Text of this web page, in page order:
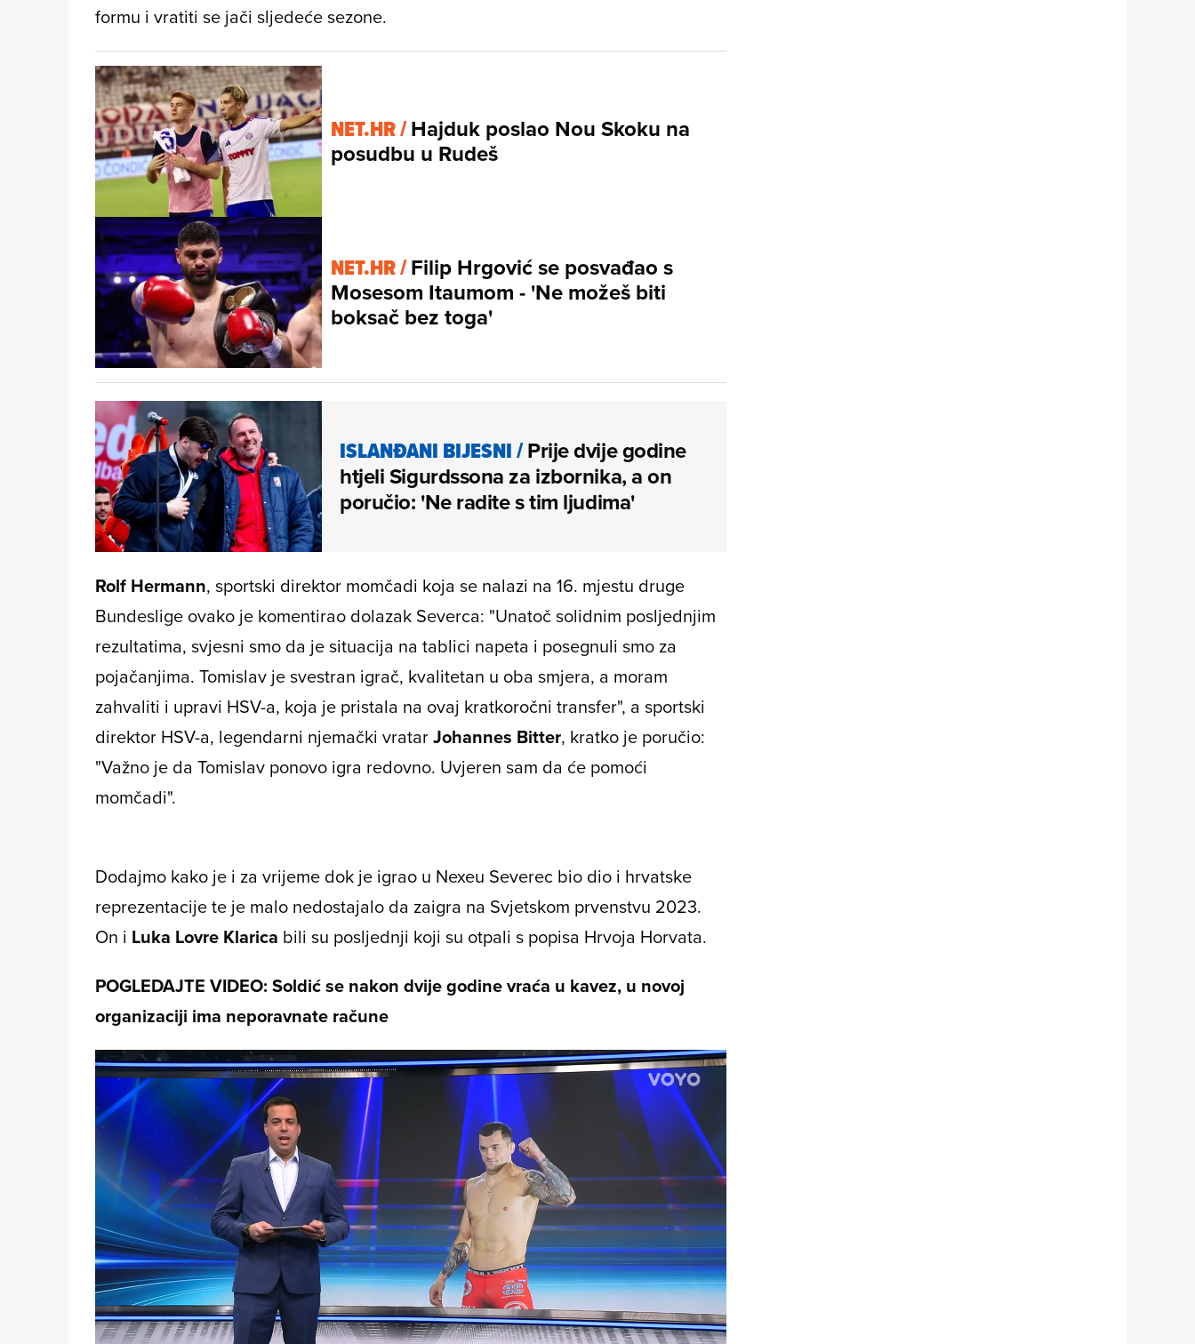
formu i vratiti se jači sljedeće sezone.
NET.HR /Hajduk poslao Nou Skoku na
posudbu u Rudeš
NET.HR /Filip Hrgović se posvađao s
Mosesom Itaumom - 'Ne možeš biti
boksač bez toga'
ISLANĐANI BIJESNI/Prije dvije godine
htjeli Sigurdssona za izbornika, a on
poručio: 'Ne radite s tim ljudima'
Rolf Hermann, sportski direktor momčadi koja se nalazi na 16. mjestu druge
Bundeslige ovako je komentirao dolazak Severca: "Unatoč solidnim posljednjim
rezultatima, svjesni smo da je situacija na tablici napeta i posegnuli smo za
pojačanjima. Tomislav je svestran igrač, kvalitetan u oba smjera, a moram
zahvaliti i upravi HSV-a, koja je pristala na ovaj kratkoročni transfer", a sportski
direktor HSV-a, legendarni njemački vratarJohannes Bitter, kratko je poručio:
"Važno je da Tomislav ponovo igra redovno. Uvjeren sam da će pomoći
momčadi".
Dodajmo kako je i za vrijeme dok je igrao u Nexeu Severec bio dio i hrvatske
reprezentacije te je malo nedostajalo da zaigra na Svjetskom prvenstvu 2023.
On i Luka Lovre Klarica bili su posljednji koji su otpali s popisa Hrvoja Horvata.
POGLEDAJTE VIDEO: Soldić se nakon dvije godine vraća u kavez, u novoj
organizaciji ima neporavnate račune